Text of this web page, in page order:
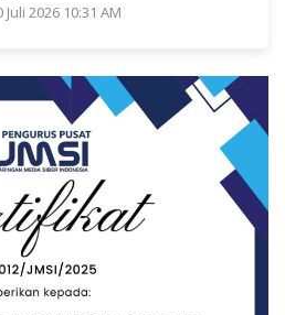
Juli 2026 10:31 AM